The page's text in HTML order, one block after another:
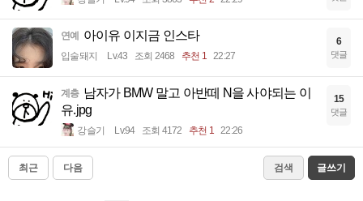
연예 아이유 이지금 인스타
입술돼지 Lv.43 조회 2468 추천 1 22:27
6
댓글
계층 남자가 BMW 말고 아반떼 N을 사야되는 이
유.jpg
강슬기 Lv.94 조회 4172 추천 1 22:26
15
댓글
최근 다음 검색 글쓰기